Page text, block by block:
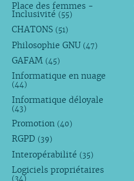
Place des femmes -
Inclusivité (55)
CHATONS (51)
Philosophie GNU (47)
GAFAM (45)
Informatique en nuage
(44)
Informatique déloyale
(43)
Promotion (40)
RGPD (39)
Interopérabilité (35)
Logiciels propriétaires
(34)